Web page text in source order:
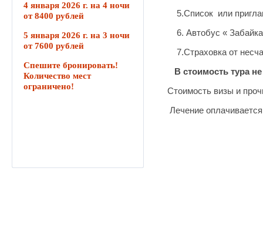
4 января 2026 г. на 4 ночи
от 8400 рублей
5 января 2026 г. на 3 ночи
от 7600 рублей
Спешите бронировать!
Количество мест
ограничено!
5.Список или
6. Автобус «
7.Страховка от
В стоимость тура
Стоимость визы и
Лечение